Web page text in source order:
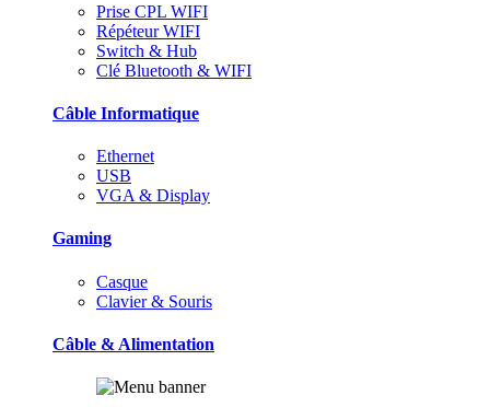
Prise CPL WIFI
Répéteur WIFI
Switch & Hub
Clé Bluetooth & WIFI
Câble Informatique
Ethernet
USB
VGA & Display
Gaming
Casque
Clavier & Souris
Câble & Alimentation